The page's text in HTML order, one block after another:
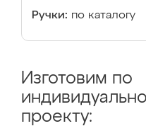
Ручки: по каталогу
Изготовим по
проекту: